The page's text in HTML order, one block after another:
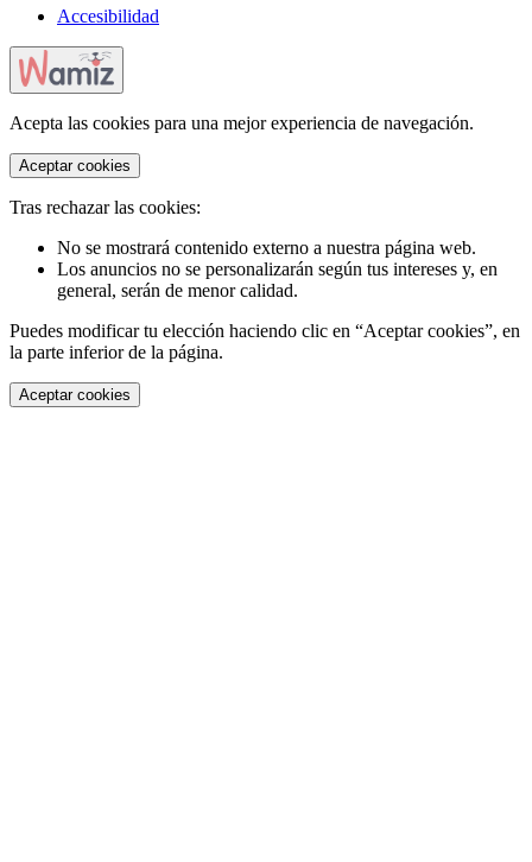
Accesibilidad
Acepta las cookies para una mejor experiencia de navegación.
Aceptar cookies
Tras rechazar las cookies:
No se mostrará contenido externo a nuestra página web.
Los anuncios no se personalizarán según tus intereses y, en
general, serán de menor calidad.
Puedes modificar tu elección haciendo clic en “Aceptar cookies”, en
la parte inferior de la página.
Aceptar cookies